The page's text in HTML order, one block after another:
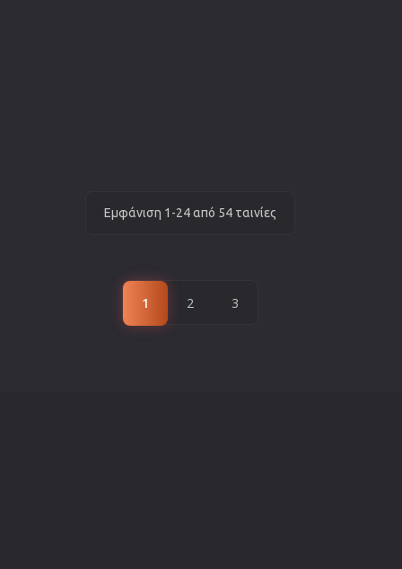
Εμφάνιση 1-24 από 54 ταινίες
1 2 3